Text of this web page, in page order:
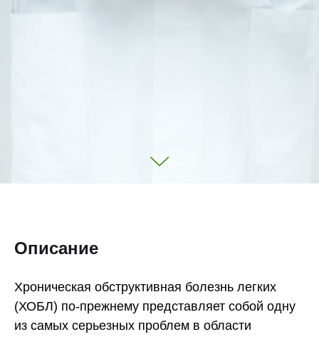
Описание
Хроническая обструктивная болезнь легких
(ХОБЛ) по-прежнему представляет собой одну
из самых серьезных проблем в области